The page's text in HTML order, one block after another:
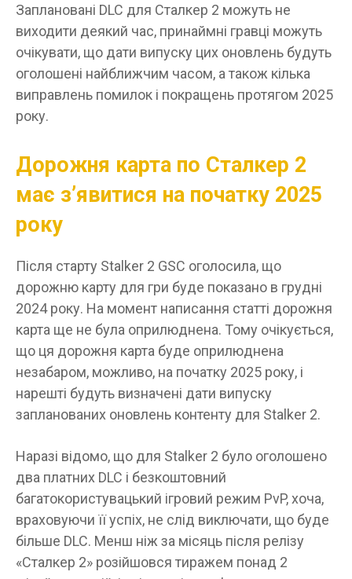
Заплановані DLC для Сталкер 2 можуть не
виходити деякий час, принаймні гравці можуть
очікувати, що дати випуску цих оновлень будуть
оголошені найближчим часом, а також кілька
виправлень помилок і покращень протягом 2025
року.
Дорожня карта по Сталкер 2
має з’явитися на початку 2025
року
Після старту Stalker 2 GSC оголосила, що
дорожню карту для гри буде показано в грудні
2024 року. На момент написання статті дорожня
карта ще не була оприлюднена. Тому очікується,
що ця дорожня карта буде оприлюднена
незабаром, можливо, на початку 2025 року, і
нарешті будуть визначені дати випуску
запланованих оновлень контенту для Stalker 2.
Наразі відомо, що для Stalker 2 було оголошено
два платних DLC і безкоштовний
багатокористувацький ігровий режим PvP, хоча,
враховуючи її успіх, не слід виключати, що буде
більше DLC. Менш ніж за місяць після релізу
«Сталкер 2» розійшовся тиражем понад 2